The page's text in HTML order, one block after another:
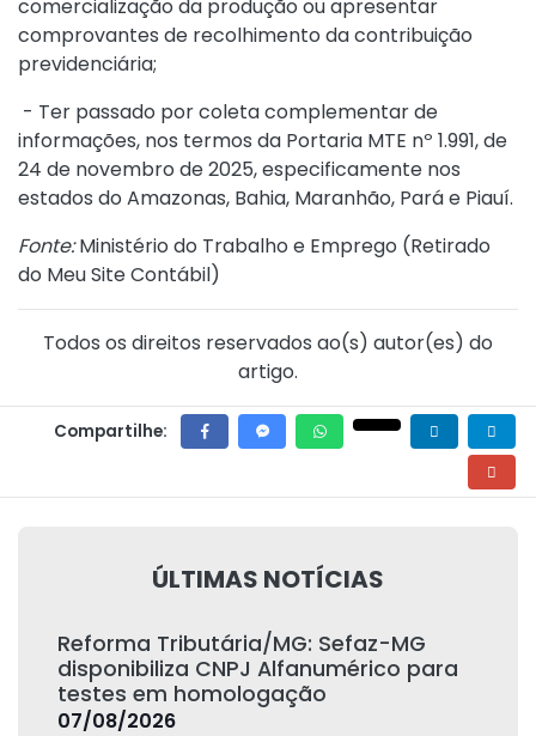
comercialização da produção ou apresentar
comprovantes de recolhimento da contribuição
previdenciária;
- Ter passado por coleta complementar de
informações, nos termos da Portaria MTE nº 1.991, de
24 de novembro de 2025, especificamente nos
estados do Amazonas, Bahia, Maranhão, Pará e Piauí.
Fonte:Ministério do Trabalho e Emprego (Retirado
do Meu Site Contábil)
Todos os direitos reservados ao(s) autor(es) do
artigo.
Compartilhe:
ÚLTIMAS NOTÍCIAS
Reforma Tributária/MG: Sefaz-MG
disponibiliza CNPJ Alfanumérico para
testes em homologação
07/08/2026